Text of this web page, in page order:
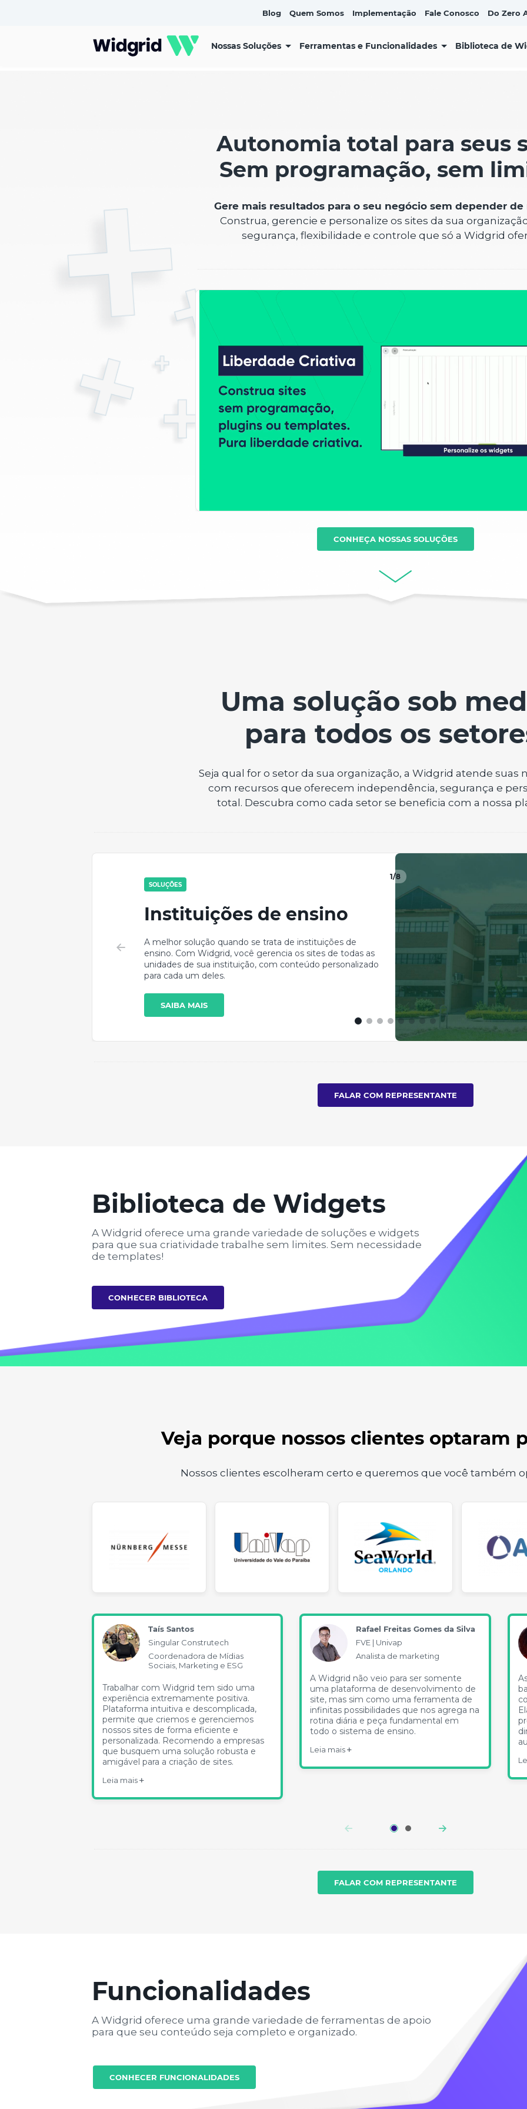
Blog Quem Somos Implementação Fale Conosco Do Zero
Nossas Soluções Ferramentas e Funcionalidades Biblioteca de
Autonomia total para seus
Sem programação, sem
Gere mais resultados para o seu negócio sem depender
Construa, gerencie e personalize os sites da sua
segurança, flexibilidade e controle que só a Widgrid
CONHEÇA NOSSAS SOLUÇÕES
Uma solução sob
para todos os
Seja qual for o setor da sua organização, a Widgrid atende suas
com recursos que oferecem independência, segurança e
total. Descubra como cada setor se beneficia com a nossa
SOLUÇÕES
Instituições de ensino
A melhor solução quando se trata de instituições de
ensino. Com Widgrid, você gerencia os sites de todas as
unidades de sua instituição, com conteúdo personalizado
para cada um deles.
SAIBA MAIS
1/8
FALAR COM REPRESENTANTE
Biblioteca de Widgets
A Widgrid oferece uma grande variedade de soluções e widgets
para que sua criatividade trabalhe sem limites. Sem necessidade
de templates!
CONHECER BIBLIOTECA
Veja porque nossos clientes optaram
Nossos clientes escolheram certo e queremos que você também
Taís Santos
Singular Construtech
Coordenadora de Mídias
Sociais, Marketing e ESG
Trabalhar com Widgrid tem sido uma
experiência extremamente positiva.
Plataforma intuitiva e descomplicada,
permite que criemos e gerenciemos
nossos sites de forma eficiente e
personalizada. Recomendo a empresas
que busquem uma solução robusta e
amigável para a criação de sites.
Leia mais
Rafael Freitas Gomes da Silva
FVE | Univap
Analista de marketing
A Widgrid não veio para ser somente
uma plataforma de desenvolvimento de
site, mas sim como uma ferramenta de
infinitas possibilidades que nos agrega na
rotina diária e peça fundamental em
todo o sistema de ensino.
Leia mais
FALAR COM REPRESENTANTE
Funcionalidades
A Widgrid oferece uma grande variedade de ferramentas de apoio
para que seu conteúdo seja completo e organizado.
CONHECER FUNCIONALIDADES